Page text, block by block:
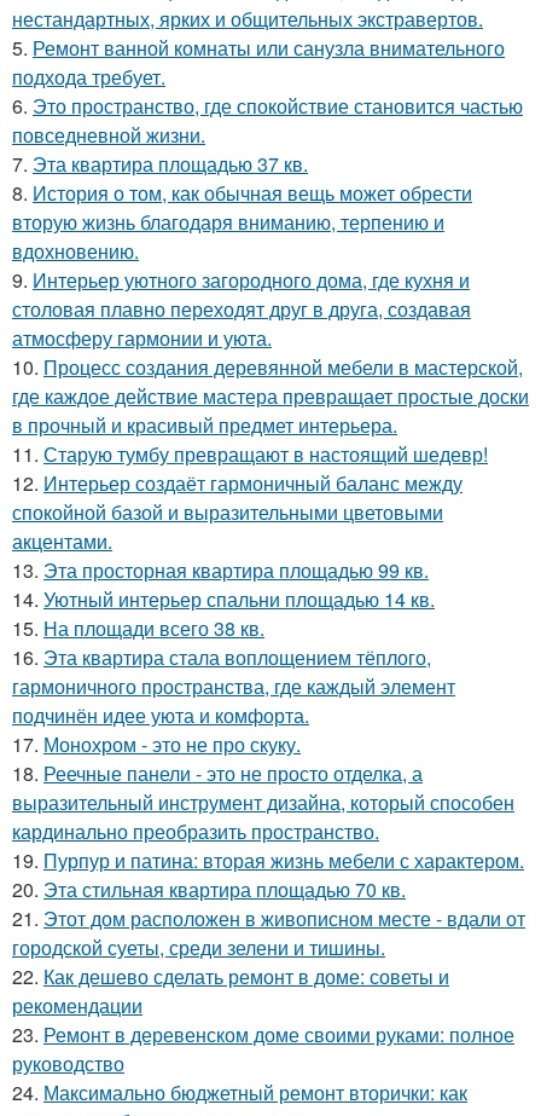
нестандартных, ярких и общительных экстравертов.
5. Ремонт ванной комнаты или санузла внимательного
подхода требует.
6. Это пространство, где спокойствие становится частью
повседневной жизни.
7. Эта квартира площадью 37 кв.
8. История о том, как обычная вещь может обрести
вторую жизнь благодаря вниманию, терпению и
вдохновению.
9. Интерьер уютного загородного дома, где кухня и
столовая плавно переходят друг в друга, создавая
атмосферу гармонии и уюта.
10. Процесс создания деревянной мебели в мастерской,
где каждое действие мастера превращает простые доски
в прочный и красивый предмет интерьера.
11. Старую тумбу превращают в настоящий шедевр!
12. Интерьер создаёт гармоничный баланс между
спокойной базой и выразительными цветовыми
акцентами.
13. Эта просторная квартира площадью 99 кв.
14. Уютный интерьер спальни площадью 14 кв.
15. На площади всего 38 кв.
16. Эта квартира стала воплощением тёплого,
гармоничного пространства, где каждый элемент
подчинён идее уюта и комфорта.
17. Монохром - это не про скуку.
18. Реечные панели - это не просто отделка, а
выразительный инструмент дизайна, который способен
кардинально преобразить пространство.
19. Пурпур и патина: вторая жизнь мебели с характером.
20. Эта стильная квартира площадью 70 кв.
21. Этот дом расположен в живописном месте - вдали от
городской суеты, среди зелени и тишины.
22. Как дешево сделать ремонт в доме: советы и
рекомендации
23. Ремонт в деревенском доме своими руками: полное
руководство
24. Максимально бюджетный ремонт вторички: как